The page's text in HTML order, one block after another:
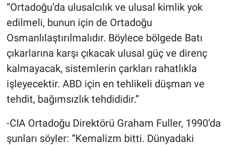
“Ortadoğu’da ulusalcılık ve ulusal kimlik yok
edilmeli, bunun için de Ortadoğu
Osmanlılaştırılmalıdır. Böylece bölgede Batı
çıkarlarına karşı çıkacak ulusal güç ve direnç
kalmayacak, sistemlerin çarkları rahatlıkla
işleyecektir. ABD için en tehlikeli düşman ve
tehdit, bağımsızlık tehdididir.”
-CIA Ortadoğu Direktörü Graham Fuller, 1990’da
şunları söyler: “Kemalizm bitti. Dünyadaki